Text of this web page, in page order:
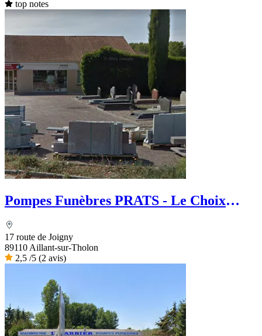
top notes
Pompes Funèbres PRATS - Le Choix
17 route de Joigny
89110 Aillant-sur-Tholon
2,5 /5 (2 avis)